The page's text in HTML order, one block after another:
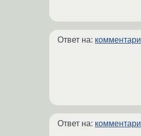
Ответ на:
Ответ на: